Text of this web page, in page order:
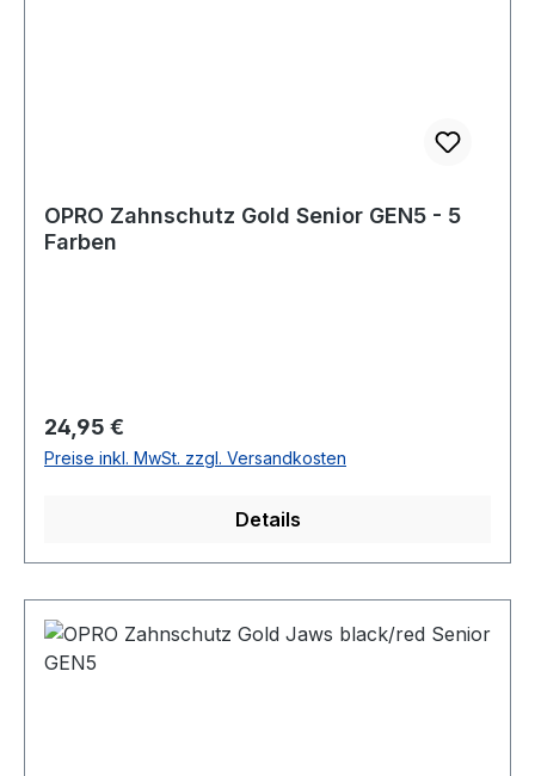
OPRO Zahnschutz Gold Senior GEN5 - 5
Farben
Regulärer Preis:
24,95 €
Preise inkl. MwSt. zzgl. Versandkosten
Details